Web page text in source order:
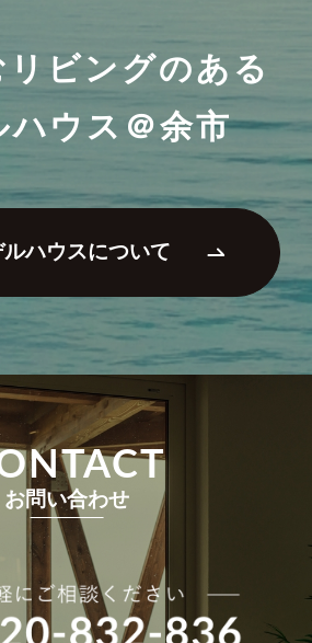
ビングのある
ハウス＠余市
ルハウスについて
お問い合わせ